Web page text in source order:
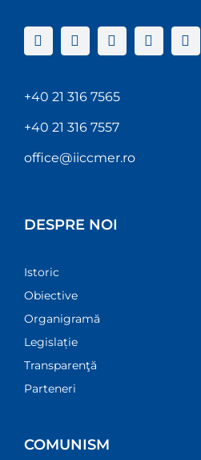
+40 21 316 7565
+40 21 316 7557
office@iiccmer.ro
DESPRE NOI
Istoric
Obiective
Organigramă
Legislație
Transparenţă
Parteneri
COMUNISM